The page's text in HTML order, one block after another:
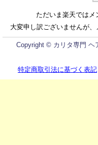
ただいま楽天ではメ
大変申し訳ございませんが、
Copyright © カリタ専門 ヘ
特定商取引法に基づく表記